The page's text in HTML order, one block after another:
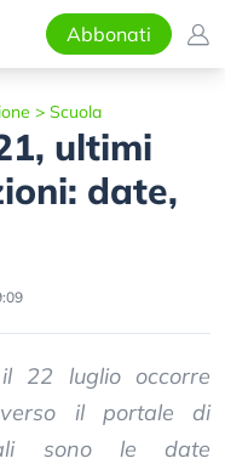
Abbonati
> Scuola
ultimi
date,
22 luglio occorre
il portale di
sono le date